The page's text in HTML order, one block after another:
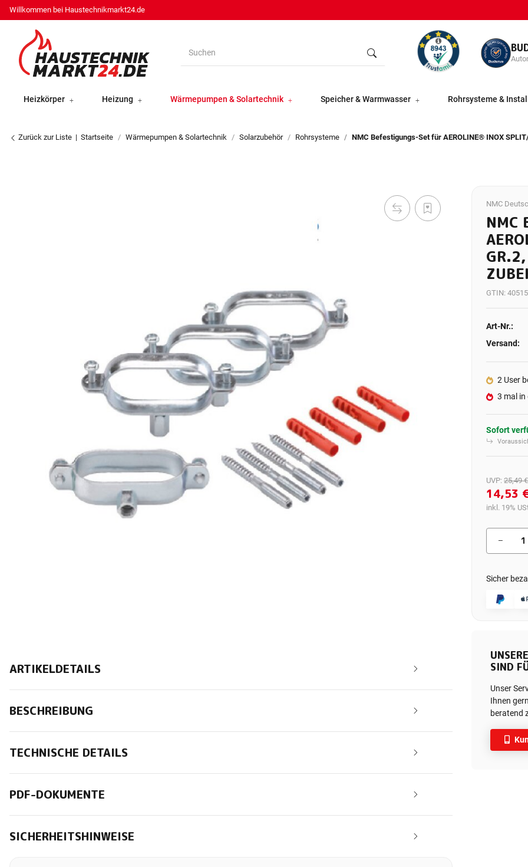
Willkommen bei Haustechnikmarkt24.de
Heizkörper Heizung Wärmepumpen & Solartechnik Speicher & Warmwasser Rohrsysteme &
Zurück zur Liste Startseite Wärmepumpen & Solartechnik Solarzubehör Rohrsysteme NMC Befestigungs-Set für AEROLINE® INOX
NMC
NMC
GTIN:
Art-Nr.:
Versand:
2 User
3 mal in
Sofort
UVP: 25,49 €
14,53
inkl. 19%
Sicher
SIND
Unser
Ihnen
beratend
ARTIKELDETAILS
BESCHREIBUNG
TECHNISCHE DETAILS
PDF-DOKUMENTE
SICHERHEITSHINWEISE